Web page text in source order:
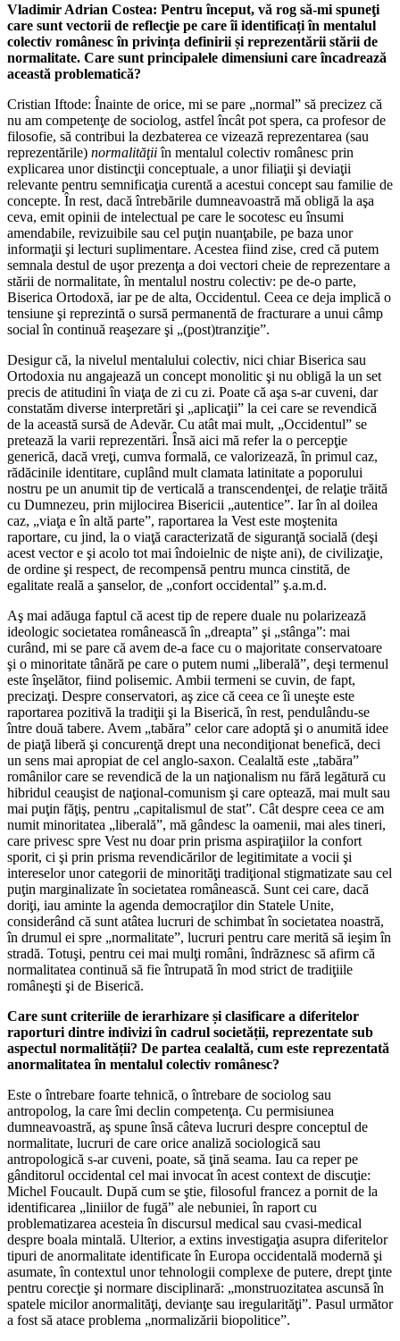
Vladimir Adrian Costea: Pentru început, vă rog să-mi spuneţi
care sunt vectorii de reflecţie pe care îi identificați în mentalul
colectiv românesc în privința definirii și reprezentării stării de
normalitate. Care sunt principalele dimensiuni care încadrează
această problematică?
Cristian Iftode: Înainte de orice, mi se pare „normal” să precizez că
nu am competenţe de sociolog, astfel încât pot spera, ca profesor de
filosofie, să contribui la dezbaterea ce vizează reprezentarea (sau
reprezentările) normalităţiiîn mentalul colectiv românesc prin
explicarea unor distincţii conceptuale, a unor filiaţii şi deviaţii
relevante pentru semnificaţia curentă a acestui concept sau familie de
concepte. În rest, dacă întrebările dumneavoastră mă obligă la aşa
ceva, emit opinii de intelectual pe care le socotesc eu însumi
amendabile, revizuibile sau cel puţin nuanţabile, pe baza unor
informaţii şi lecturi suplimentare. Acestea fiind zise, cred că putem
semnala destul de uşor prezenţa a doi vectori cheie de reprezentare a
stării de normalitate, în mentalul nostru colectiv: pe de-o parte,
Biserica Ortodoxă, iar pe de alta, Occidentul. Ceea ce deja implică o
tensiune şi reprezintă o sursă permanentă de fracturare a unui câmp
social în continuă reaşezare şi „(post)tranziţie”.
Desigur că, la nivelul mentalului colectiv, nici chiar Biserica sau
Ortodoxia nu angajează un concept monolitic şi nu obligă la un set
precis de atitudini în viaţa de zi cu zi. Poate că aşa s-ar cuveni, dar
constatăm diverse interpretări şi „aplicaţii” la cei care se revendică
de la această sursă de Adevăr. Cu atât mai mult, „Occidentul” se
pretează la varii reprezentări. Însă aici mă refer la o percepţie
generică, dacă vreţi, cumva formală, ce valorizează, în primul caz,
rădăcinile identitare, cuplând mult clamata latinitate a poporului
nostru pe un anumit tip de verticală a transcendenţei, de relaţie trăită
cu Dumnezeu, prin mijlocirea Bisericii „autentice”. Iar în al doilea
caz, „viaţa e în altă parte”, raportarea la Vest este moştenita
raportare, cu jind, la o viaţă caracterizată de siguranţă socială (deşi
acest vector e şi acolo tot mai îndoielnic de nişte ani), de civilizaţie,
de ordine şi respect, de recompensă pentru munca cinstită, de
egalitate reală a şanselor, de „confort occidental” ş.a.m.d.
Aş mai adăuga faptul că acest tip de repere duale nu polarizează
ideologic societatea românească în „dreapta” şi „stânga”: mai
curând, mi se pare că avem de-a face cu o majoritate conservatoare
şi o minoritate tânără pe care o putem numi „liberală”, deşi termenul
este înşelător, fiind polisemic. Ambii termeni se cuvin, de fapt,
precizaţi. Despre conservatori, aş zice că ceea ce îi uneşte este
raportarea pozitivă la tradiţii şi la Biserică, în rest, pendulându-se
între două tabere. Avem „tabăra” celor care adoptă şi o anumită idee
de piaţă liberă şi concurenţă drept una necondiţionat benefică, deci
un sens mai apropiat de cel anglo-saxon. Cealaltă este „tabăra”
românilor care se revendică de la un naţionalism nu fără legătură cu
hibridul ceauşist de naţional-comunism şi care optează, mai mult sau
mai puţin făţiş, pentru „capitalismul de stat”. Cât despre ceea ce am
numit minoritatea „liberală”, mă gândesc la oamenii, mai ales tineri,
care privesc spre Vest nu doar prin prisma aspiraţiilor la confort
sporit, ci şi prin prisma revendicărilor de legitimitate a vocii şi
intereselor unor categorii de minorităţi tradiţional stigmatizate sau cel
puţin marginalizate în societatea românească. Sunt cei care, dacă
doriţi, iau aminte la agenda democraţilor din Statele Unite,
considerând că sunt atâtea lucruri de schimbat în societatea noastră,
în drumul ei spre „normalitate”, lucruri pentru care merită să ieşim în
stradă. Totuşi, pentru cei mai mulţi români, îndrăznesc să afirm că
normalitatea continuă să fie întrupată în mod strict de tradiţiile
româneşti şi de Biserică.
Care sunt criteriile de ierarhizare și clasificare a diferitelor
raporturi dintre indivizi în cadrul societății, reprezentate sub
aspectul normalității? De partea cealaltă, cum este reprezentată
anormalitatea în mentalul colectiv românesc?
Este o întrebare foarte tehnică, o întrebare de sociolog sau
antropolog, la care îmi declin competenţa. Cu permisiunea
dumneavoastră, aş spune însă câteva lucruri despre conceptul de
normalitate, lucruri de care orice analiză sociologică sau
antropologică s-ar cuveni, poate, să ţină seama. Iau ca reper pe
gânditorul occidental cel mai invocat în acest context de discuţie:
Michel Foucault. După cum se ştie, filosoful francez a pornit de la
identificarea „liniilor de fugă” ale nebuniei, în raport cu
problematizarea acesteia în discursul medical sau cvasi-medical
despre boala mintală. Ulterior, a extins investigaţia asupra diferitelor
tipuri de anormalitate identificate în Europa occidentală modernă şi
asumate, în contextul unor tehnologii complexe de putere, drept ţinte
pentru corecţie şi normare disciplinară: „monstruozitatea ascunsă în
spatele micilor anormalităţi, devianţe sau iregularităţi”. Pasul următor
a fost să atace problema „normalizării biopolitice”.